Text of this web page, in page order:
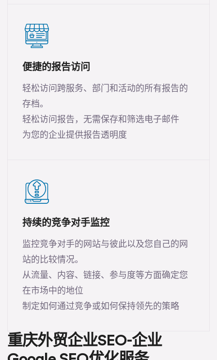
便捷的报告访问
轻松访问跨服务、部门和活动的所有报告的
存档。
轻松访问报告，无需保存和筛选电子邮件
为您的企业提供报告透明度
持续的竞争对手监控
监控竞争对手的网站与彼此以及您自己的网
站的比较情况。
从流量、内容、链接、参与度等方面确定您
在市场中的地位
制定如何通过竞争或如何保持领先的策略
重庆外贸企业SEO-企业